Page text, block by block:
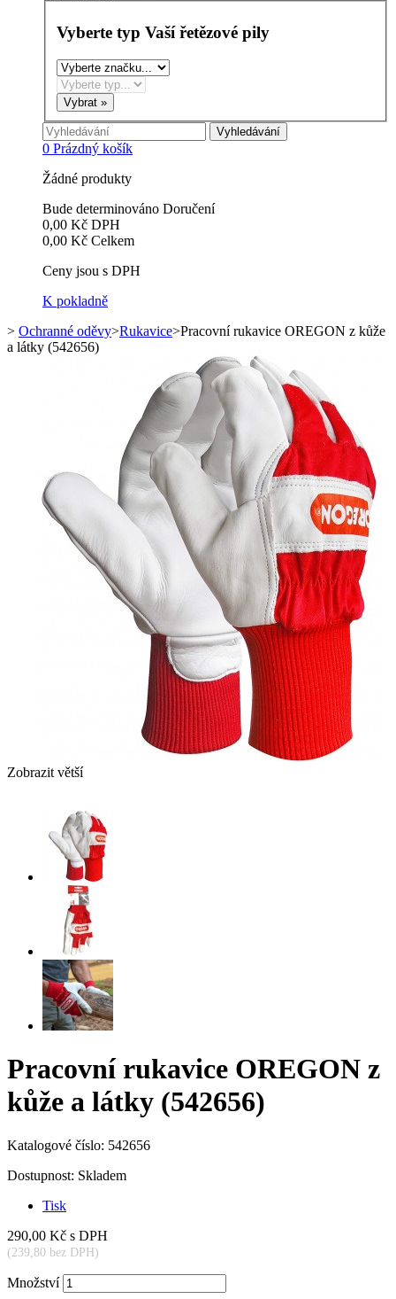
Vyberte typ Vaší řetězové pily
Vyhledávání
0 Prázdný košík
Žádné produkty
Bude determinováno Doručení
0,00 Kč DPH
0,00 Kč Celkem
Ceny jsou s DPH
K pokladně
> Ochranné oděvy>Rukavice>Pracovní rukavice OREGON z kůže
a látky (542656)
Zobrazit větší
Pracovní rukavice OREGON z
kůže a látky (542656)
Katalogové číslo: 542656
Dostupnost: Skladem
Tisk
290,00 Kč s DPH
(239,80 bez DPH)
Množství